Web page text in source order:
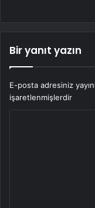
Bir yanıt yazın
E-posta adresiniz
işaretlenmişlerdir